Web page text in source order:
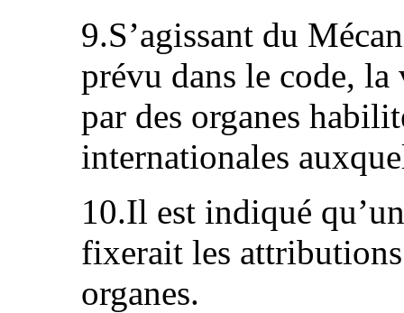
9.S’agissant du
prévu dans le code,
par des organes
internationales
10.Il est indiqué
fixerait les
organes.